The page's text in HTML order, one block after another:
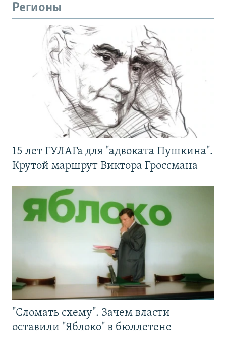
Регионы
15 лет ГУЛАГа для "адвоката Пушкина".
Крутой маршрут Виктора Гроссмана
"Сломать схему". Зачем власти
оставили "Яблоко" в бюллетене